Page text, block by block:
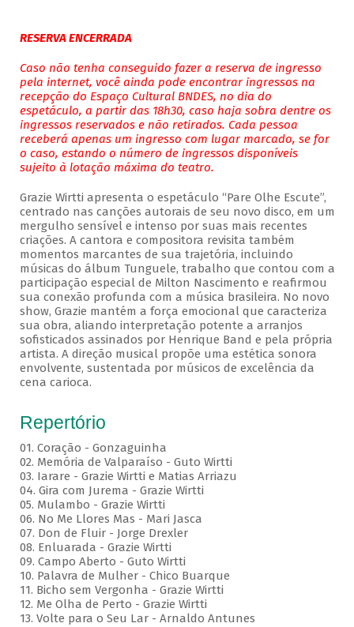
RESERVA ENCERRADA
Caso não tenha conseguido fazer a reserva de ingresso
pela internet, você ainda pode encontrar ingressos na
recepção do Espaço Cultural BNDES, no dia do
espetáculo, a partir das 18h30, caso haja sobra dentre os
ingressos reservados e não retirados. Cada pessoa
receberá apenas um ingresso com lugar marcado, se for
o caso, estando o número de ingressos disponíveis
sujeito à lotação máxima do teatro.
Grazie Wirtti apresenta o espetáculo “Pare Olhe Escute”,
centrado nas canções autorais de seu novo disco, em um
mergulho sensível e intenso por suas mais recentes
criações. A cantora e compositora revisita também
momentos marcantes de sua trajetória, incluindo
músicas do álbum Tunguele, trabalho que contou com a
participação especial de Milton Nascimento e reafirmou
sua conexão profunda com a música brasileira. No novo
show, Grazie mantém a força emocional que caracteriza
sua obra, aliando interpretação potente a arranjos
sofisticados assinados por Henrique Band e pela própria
artista. A direção musical propõe uma estética sonora
envolvente, sustentada por músicos de excelência da
cena carioca.
Repertório
01. Coração - Gonzaguinha
02. Memória de Valparaíso - Guto Wirtti
03. Iarare - Grazie Wirtti e Matias Arriazu
04. Gira com Jurema - Grazie Wirtti
05. Mulambo - Grazie Wirtti
06. No Me Llores Mas - Mari Jasca
07. Don de Fluir - Jorge Drexler
08. Enluarada - Grazie Wirtti
09. Campo Aberto - Guto Wirtti
10. Palavra de Mulher - Chico Buarque
11. Bicho sem Vergonha - Grazie Wirtti
12. Me Olha de Perto - Grazie Wirtti
13. Volte para o Seu Lar - Arnaldo Antunes